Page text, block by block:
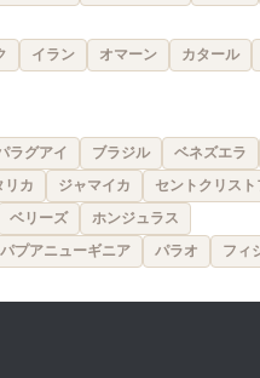
イラン オマーン カタール
ラグアイ ブラジル ベネズエラ
リカ ジャマイカ セントクリス
ベリーズ ホンジュラス
パプアニューギニア パラオ フィ